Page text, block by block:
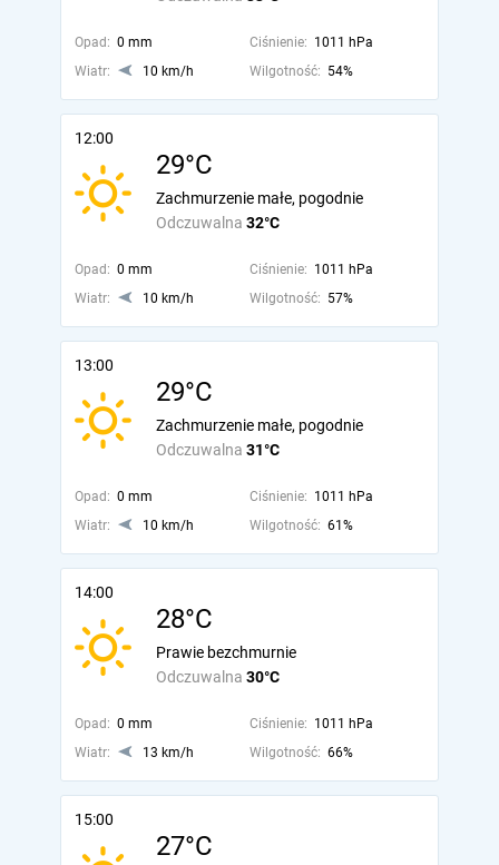
Opad: 0 mm Ciśnienie: 1011 hPa
Wiatr:
10 km/h Wilgotność: 54%
12:00
29°C
Odczuwalna 32°C
Zachmurzenie małe, pogodnie
Opad: 0 mm Ciśnienie: 1011 hPa
Wiatr:
10 km/h Wilgotność: 57%
13:00
29°C
Odczuwalna 31°C
Zachmurzenie małe, pogodnie
Opad: 0 mm Ciśnienie: 1011 hPa
Wiatr:
10 km/h Wilgotność: 61%
14:00
28°C
Odczuwalna 30°C
Prawie bezchmurnie
Opad: 0 mm Ciśnienie: 1011 hPa
Wiatr:
13 km/h Wilgotność: 66%
15:00
27°C